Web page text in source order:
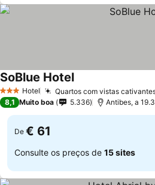
3 EstrelasHotel Quartos com vistas
SoBlue Hotel
8,1 Muito boa 5.336 Antibes, a
De € 61
Consulte os preços de 15 sites